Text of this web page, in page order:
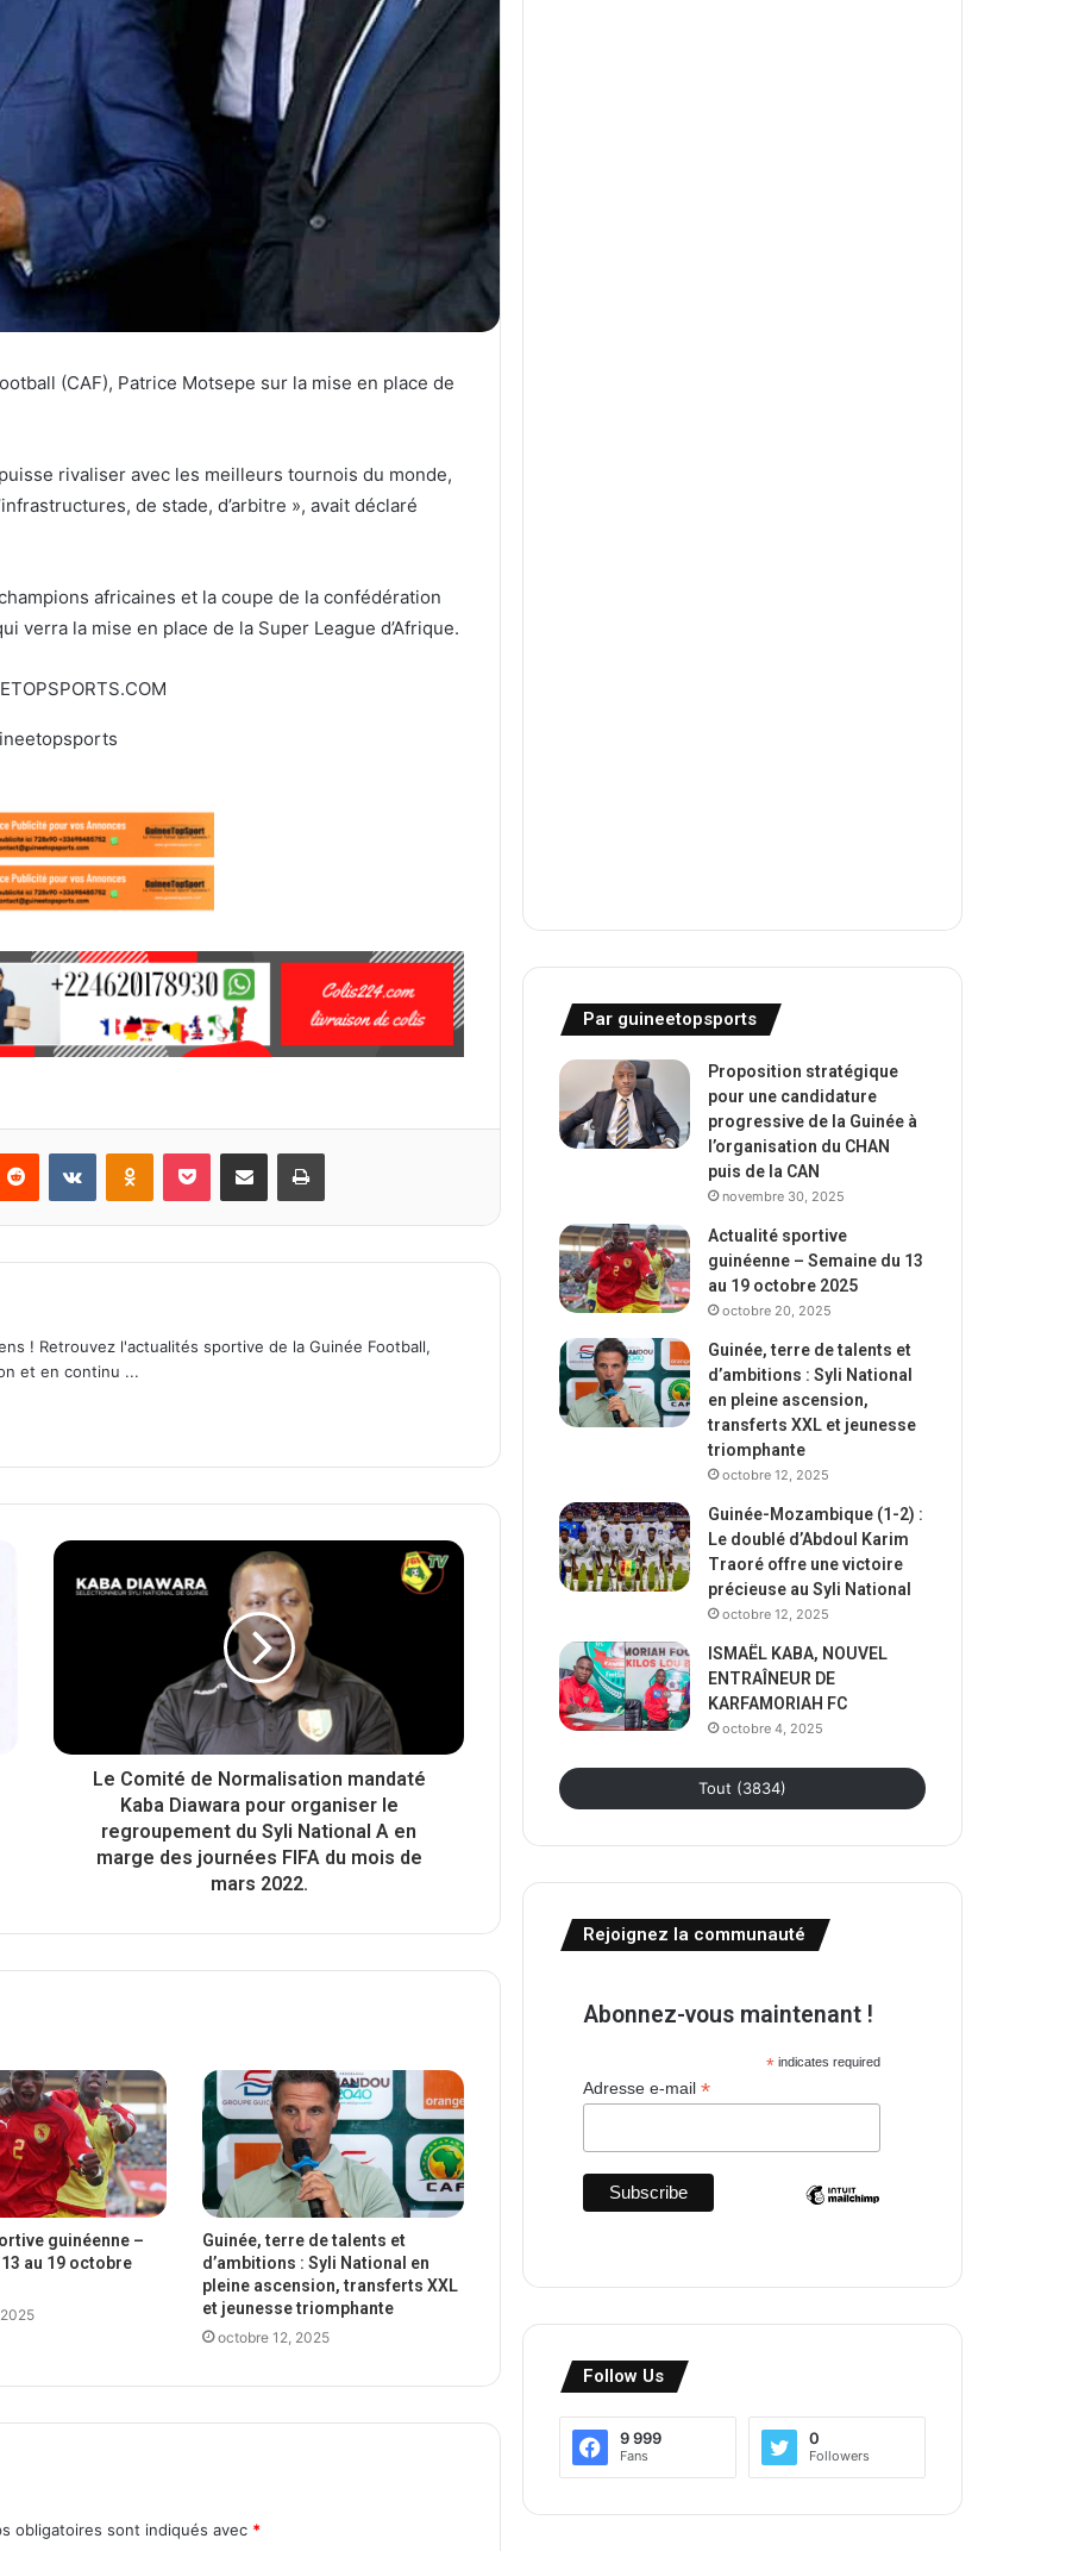
(CAF), Patrice Motsepe sur la mise en place de
rivaliser avec les meilleurs tournois du monde,
de stade, d’arbitre », avait déclaré
africaines et la coupe de la confédération
verra la mise en place de la Super League d’Afrique.
! Retrouvez l'actualités sportive de la Guinée Football,
et en continu ...
Le Comité de Normalisation mandaté
Kaba Diawara pour organiser le
regroupement du Syli National A en
marge des journées FIFA du mois de
mars 2022.
guinéenne –
au 19 octobre
Guinée, terre de talents et
d’ambitions : Syli National en
pleine ascension, transferts XXL
et jeunesse triomphante
octobre 12, 2025
obligatoires sont indiqués avec *
Par guineetopsports
Proposition stratégique
pour une candidature
progressive de la Guinée à
l’organisation du CHAN
puis de la CAN
novembre 30, 2025
Actualité sportive
guinéenne – Semaine du 13
au 19 octobre 2025
octobre 20, 2025
Guinée, terre de talents et
d’ambitions : Syli National
en pleine ascension,
transferts XXL et jeunesse
triomphante
octobre 12, 2025
Guinée-Mozambique (1-2) :
Le doublé d’Abdoul Karim
Traoré offre une victoire
précieuse au Syli National
octobre 12, 2025
ISMAËL KABA, NOUVEL
ENTRAÎNEUR DE
KARFAMORIAH FC
octobre 4, 2025
Tout (3834)
Rejoignez la communauté
Abonnez-vous maintenant !
*indicates required
Adresse e-mail*
Follow Us
9 999
Fans
0
Followers